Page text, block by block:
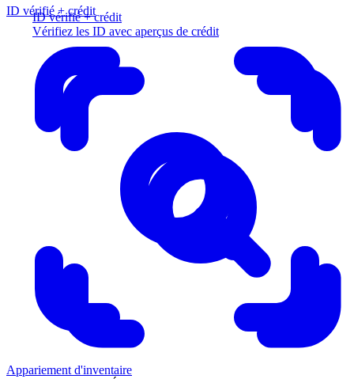
ID vérifié + crédit
Vérifiez les ID avec aperçus de crédit
ID vérifié + crédit
Appariement d'inventaire